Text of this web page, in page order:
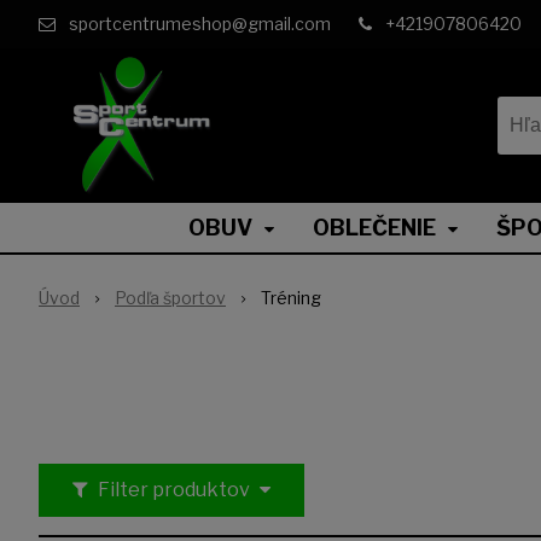
sportcentrumeshop@gmail.com +421907806420
OBUV OBLEČENIE
Úvod Podľa športov Tréning
Filter produktov